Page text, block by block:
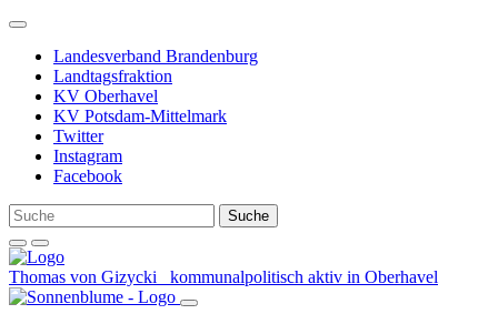
Weiter
Inhalt
Landesverband Brandenburg
Landtagsfraktion
KV Oberhavel
KV Potsdam-Mittelmark
Twitter
Instagram
Facebook
Thomas von Gizycki kommunalpolitisch aktiv in Oberhavel